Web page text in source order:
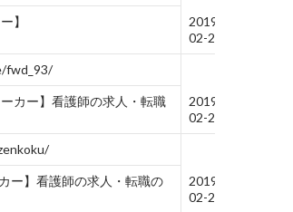
】
2019-
02-28
fwd_93/
カー】看護師の求人・転職
2019-
02-28
ー】看護師の求人・転職の
2019-
02-28